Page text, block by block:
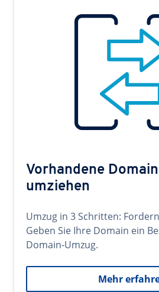
Vorhandene
umziehen
Umzug in 3 Schritten:
Geben Sie Ihre Domain ein
Domain-Umzug.
Mehr